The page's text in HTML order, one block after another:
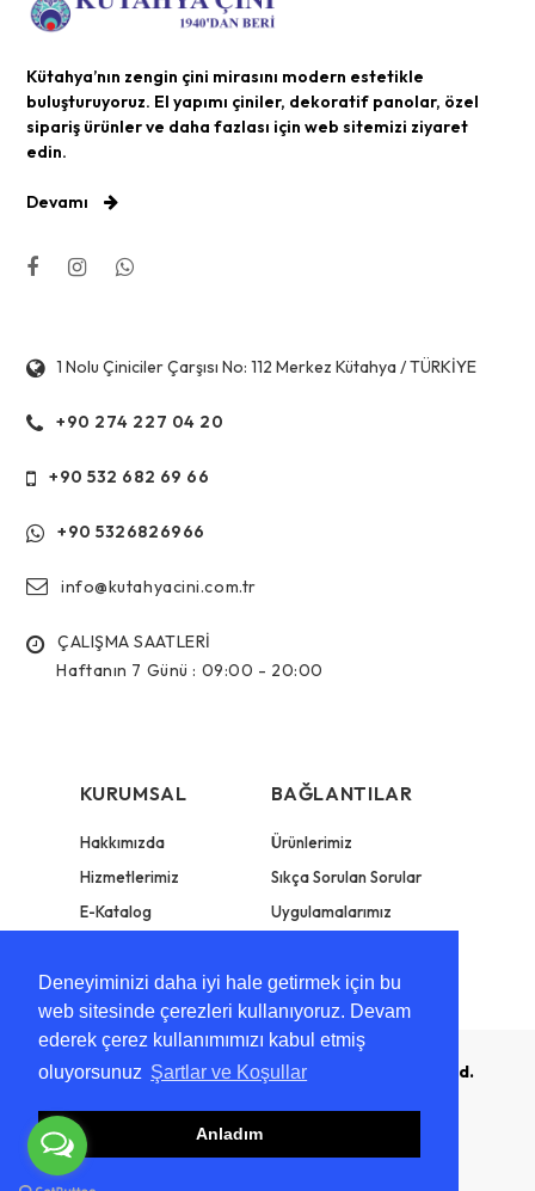
Deneyiminizi daha iyi hale getirmek için bu
web sitesinde çerezleri kullanıyoruz. Devam
ederek çerez kullanımımızı kabul etmiş
oluyorsunuz Şartlar ve Koşullar
Anladım
Kütahya’nın zengin çini mirasını modern estetikle
buluşturuyoruz. El yapımı çiniler, dekoratif panolar, özel
sipariş ürünler ve daha fazlası için web sitemizi ziyaret
edin.
Devamı
1 Nolu Çiniciler Çarşısı No: 112 Merkez Kütahya / TÜRKİYE
+90 274 227 04 20
+90 532 682 69 66
+90 5326826966
info@kutahyacini.com.tr
ÇALIŞMA SAATLERİ
Haftanın 7 Günü : 09:00 - 20:00
KURUMSAL
Hakkımızda
Hizmetlerimiz
E-Katalog
BAĞLANTILAR
Ürünlerimiz
Sıkça Sorulan Sorular
Uygulamalarımız
Copyright 2026 Kütahya Çini ® All Right Reserved.
Sitemizin tüm hakları saklıdır.